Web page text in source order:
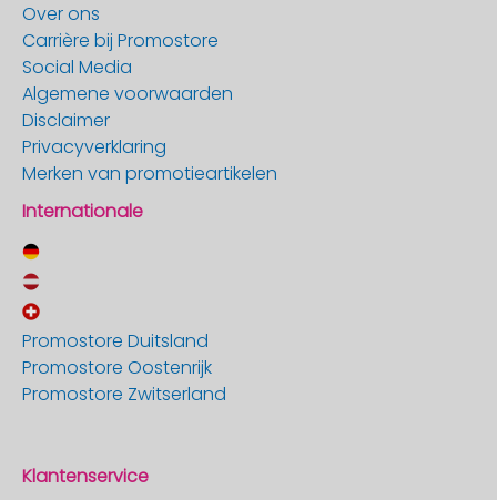
Over ons
Carrière bij Promostore
Social Media
Algemene voorwaarden
Disclaimer
Privacyverklaring
Merken van promotieartikelen
Internationale
Promostore Duitsland
Promostore Oostenrijk
Promostore Zwitserland
Klantenservice